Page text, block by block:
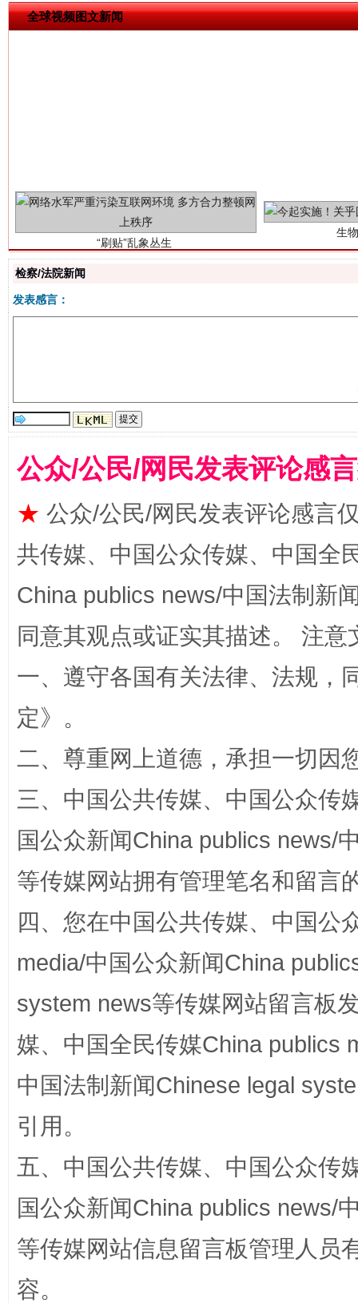
全球视频图文新闻
站台名比不上好声名
招工难、用工荒背后
检察/法院新闻
发表感言：
公众/公民/网民发表评论感
★ 公众/公民/网民发表评论感言
共传媒、中国公众传媒、中国全
China publics news/中国法制新
同意其观点或证实其描述。 注
一、遵守各国有关法律、法规，
定》。
二、尊重网上道德，承担一切因
三、中国公共传媒、中国公众传
国公众新闻China publics news/
等传媒网站拥有管理笔名和留言
四、您在中国公共传媒、中国公
media/中国公众新闻China
system news等传媒网站留言板
媒、中国全民传媒China publics
中国法制新闻Chinese legal
引用。
五、中国公共传媒、中国公众传
国公众新闻China publics news/
等传媒网站信息留言板管理人员
容。